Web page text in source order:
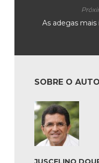
As adegas
SOBRE O